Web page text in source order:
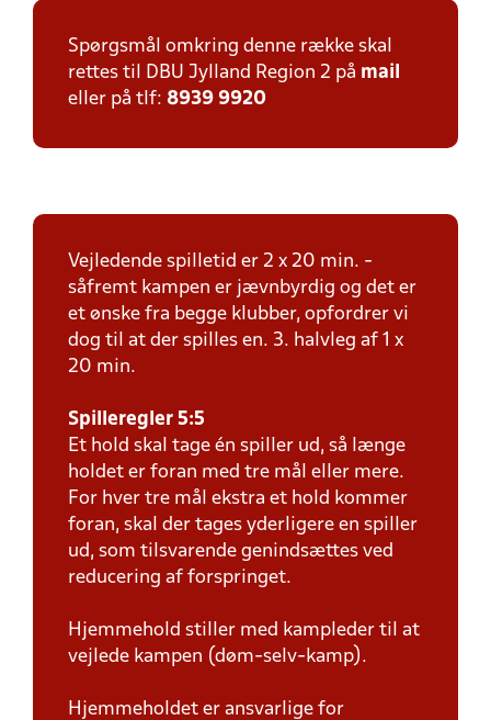
Spørgsmål omkring denne række skal
rettes til DBU Jylland Region 2 på mail
eller på tlf: 8939 9920
Vejledende spilletid er 2 x 20 min. -
såfremt kampen er jævnbyrdig og det er
et ønske fra begge klubber, opfordrer vi
dog til at der spilles en. 3. halvleg af 1 x
20 min.
Spilleregler 5:5
Et hold skal tage én spiller ud, så længe
holdet er foran med tre mål eller mere.
For hver tre mål ekstra et hold kommer
foran, skal der tages yderligere en spiller
ud, som tilsvarende genindsættes ved
reducering af forspringet.
Hjemmehold stiller med kampleder til at
vejlede kampen (døm-selv-kamp).
Hjemmeholdet er ansvarlige for